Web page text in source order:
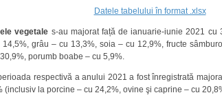
Datele tabelului în format .xlsx
vegetale s-au majorat față de ianuarie-iunie 2021 cu
grâu – cu 13,3%, soia – cu 12,9%, fructe
porumb boabe – cu 5,9%.
respectivă a anului 2021 a fost înregistrată
la porcine – cu 24,2%, ovine şi caprine – cu